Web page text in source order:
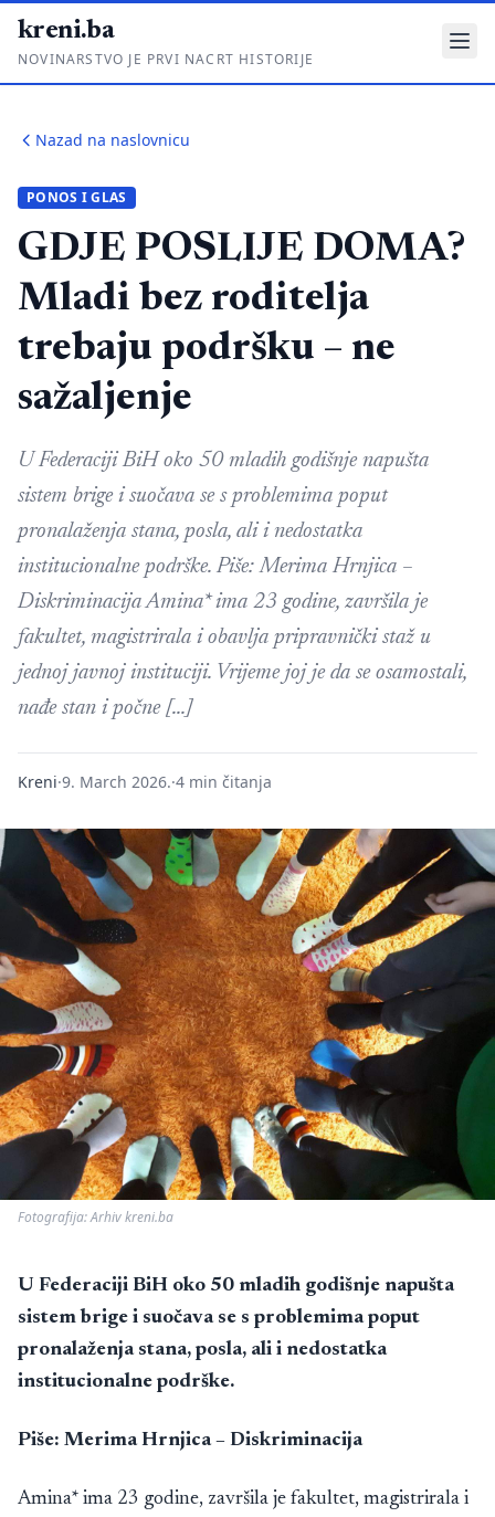
kreni.ba
NOVINARSTVO JE PRVI NACRT HISTORIJE
Ponos i glas
Daljinski u ruke
Romski put
O nama
Impressum
Kontakt
Nazad na naslovnicu
PONOS I GLAS
GDJE POSLIJE DOMA?
Mladi bez roditelja
trebaju podršku – ne
sažaljenje
U Federaciji BiH oko 50 mladih godišnje napušta
sistem brige i suočava se s problemima poput
pronalaženja stana, posla, ali i nedostatka
institucionalne podrške. Piše: Merima Hrnjica –
Diskriminacija Amina* ima 23 godine, završila je
fakultet, magistrirala i obavlja pripravnički staž u
jednoj javnoj instituciji. Vrijeme joj je da se osamostali,
nađe stan i počne […]
Kreni·9. March 2026.·4 min čitanja
Fotografija: Arhiv kreni.ba
U Federaciji BiH oko 50 mladih godišnje napušta
sistem brige i suočava se s problemima poput
pronalaženja stana, posla, ali i nedostatka
institucionalne podrške.
Piše: Merima Hrnjica – Diskriminacija
Amina* ima 23 godine, završila je fakultet, magistrirala i